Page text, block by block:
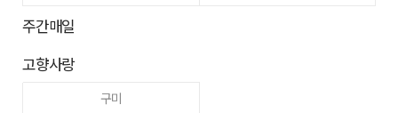
주간매일
고향사랑
구미